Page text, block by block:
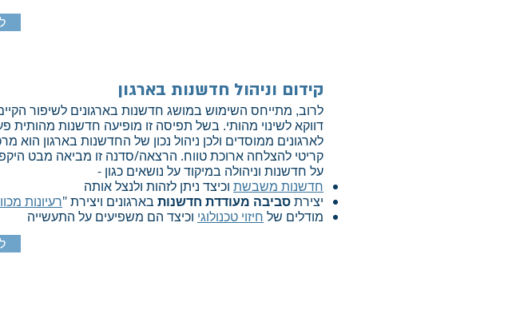
קידום וניהול חדשנות בארגון
לרוב, מתייחס השימוש במושג חדשנות בארגונים לשיפור הקיים
דווקא לשינוי מהותי. בשל תפיסה זו מופיעה חדשנות מהותית
לארגונים ממוסדים ולכן ניהול נכון של החדשנות בארגון הוא
קריטי להצלחה ארוכת טווח. הרצאה/סדנה זו מביאה מבט
על חדשנות וניהולה במיקוד על נושאים כגון -
חדשנות משבשת וכיצד ניתן לזהות ולנצל אותה
יצירתסביבה מעודדת חדשנות בארגונים ויצירת "רעיונות
מודלים של חיזוי טכנולוגי וכיצד הם משפיעים על התעשייה